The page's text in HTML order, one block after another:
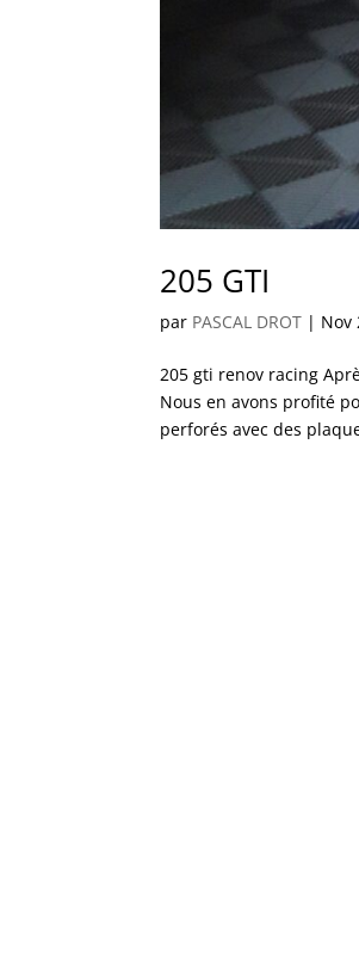
205 GTI
par PASCAL DROT | Nov
205 gti renov racing
Nous en avons profité
perforés avec des